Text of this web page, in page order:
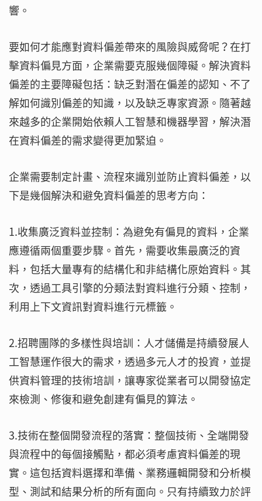
響。
要如何才能應對資料偏差帶來的風險與威脅呢？在打
擊資料偏見方面，企業需要克服幾個障礙。解決資料
偏差的主要障礙包括：缺乏對潛在偏差的認知、不了
解如何識別偏差的知識，以及缺乏專家資源。隨著越
來越多的企業開始依賴人工智慧和機器學習，解決潛
在資料偏差的需求變得更加緊迫。
企業需要制定計畫、流程來識別並防止資料偏差，以
下是幾個解決和避免資料偏差的思考方向：
1.收集廣泛資料並控制：為避免有偏見的資料，企業
應遵循兩個重要步驟。首先，需要收集最廣泛的資
料，包括大量專有的結構化和非結構化原始資料。其
次，透過工具引擎的分類法對資料進行分類、控制，
利用上下文資訊對資料進行元標籤。
2.招聘團隊的多樣性與培訓：人才儲備是持續發展人
工智慧運作很大的需求，透過多元人才的投資，並提
供資料管理的技術培訓，讓專家從業者可以開發協定
來檢測、修復和避免創建有偏見的算法。
3.技術在整個開發流程的落實：整個技術、全端開發
與流程中的每個接觸點，都必須考慮資料偏差的現
實。這包括資料選擇和準備、業務邏輯開發和分析模
型、測試和結果分析的所有面向。只有持續致力於評